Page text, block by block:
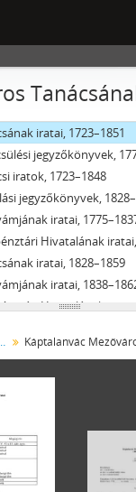
iratai, (1831)
Hivatalának iratai,
Hivatalának iratai,
iratai,
Hivatalának
iratai, 1723–1851
jegyzőkönyvek,
iratok, 1723–1848
jegyzőkönyvek,
iratai,
Hivatalának
iratai, 1828–1859
iratai,
Hivatalának
Bíróságának iratai, 1850
1849–1877
1844–1874
iratai, 1858–1876
iratai, 1859–1872
iratai, 1854–1872
VÁROSOK, KÖZSÉGEK